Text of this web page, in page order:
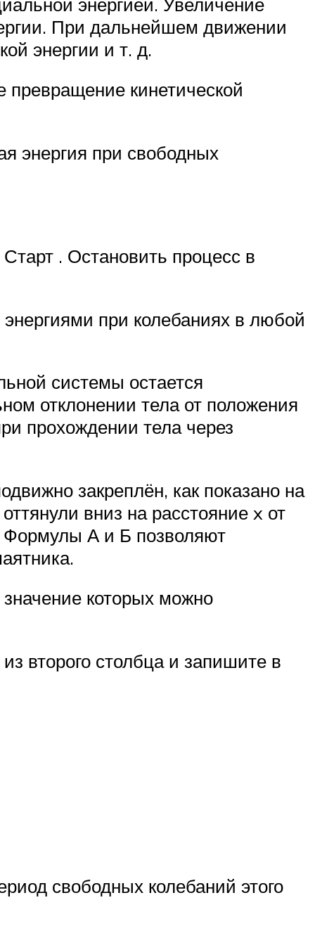
При дальнейшем движении
энергии и т. д.
превращение кинетической
энергия при свободных
. Остановить процесс в
при колебаниях в любой
системы остается
отклонении тела от положения
прохождении тела через
закреплён, как показано на
вниз на расстояние x от
Формулы А и Б позволяют
которых можно
второго столбца и запишите в
свободных колебаний этого